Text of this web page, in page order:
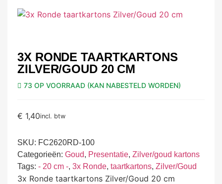
3X RONDE TAARTKARTONS
ZILVER/GOUD 20 CM
73 OP VOORRAAD (KAN NABESTELD WORDEN)
€ 1,40incl. btw
SKU: FC2620RD-100
Categorieën: Goud, Presentatie, Zilver/goud kartons
Tags: - 20 cm -, 3x Ronde, taartkartons, Zilver/Goud
3x Ronde taartkartons Zilver/Goud 20 cm